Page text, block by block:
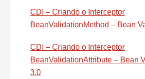
CDI – Criando o Interceptor
BeanValidationMethod – Bean
CDI – Criando o Interceptor
BeanValidationAttribute – Bean
3.0